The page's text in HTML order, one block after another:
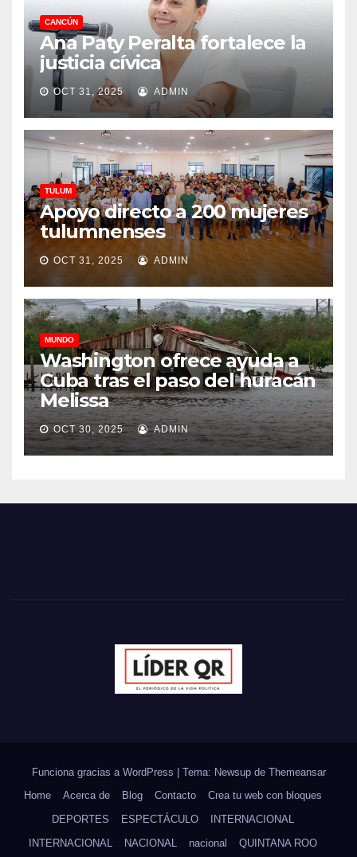
CANCÚN
Ana Paty Peralta fortalece la
justicia cívica
OCT 31, 2025 ADMIN
TULUM
Apoyo directo a 200 mujeres
tulumnenses
OCT 31, 2025 ADMIN
MUNDO
Washington ofrece ayuda a
Cuba tras el paso del huracán
Melissa
OCT 30, 2025 ADMIN
Funciona gracias a WordPress Tema: Newsup de Themeansar
Home
Acerca de Blog Contacto
Crea tu web con bloques
DEPORTES
ESPECTÁCULO
INTERNACIONAL
INTERNACIONAL
NACIONAL nacional QUINTANA ROO